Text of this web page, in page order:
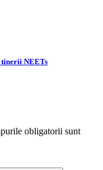
NEETs
obligatorii sunt